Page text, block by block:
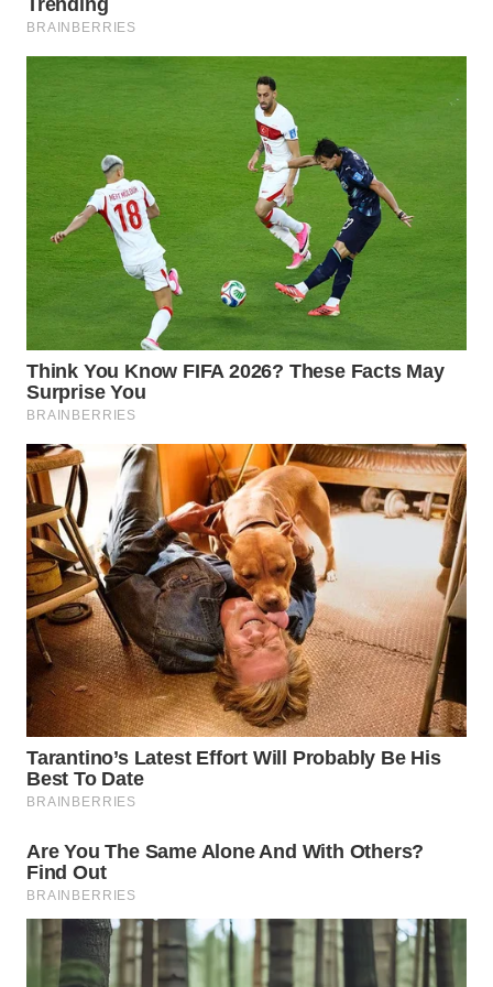
WN
NATUNA
BINTAN
WN
MANDALIKA
WN
LIKUPANG
LABUANBAJO
WN
BORNEO
Wahana
Media
Group
WAHANA
NEWS
WAHANA
TANI
WAHANA
ADVOKAT
WAHANA
INFRASTRUKTUR
WAHANA
KONSUMEN